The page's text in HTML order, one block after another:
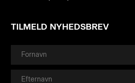
TILMELD NYHEDSBREV